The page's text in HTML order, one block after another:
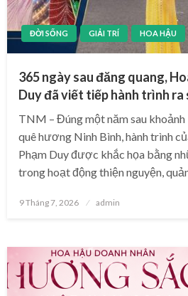
ĐỜI SỐNG GIẢI TRÍ HOA HẬU
365 ngày sau đăng quang,
Duy đã viết tiếp hành trình ra
TNM – Đúng một năm sau
quê hương Ninh Bình, hành trình
Phạm Duy được khắc họa bằng
trong hoạt động thiện nguyện,
Posted
9 Tháng 7, 2026 admin